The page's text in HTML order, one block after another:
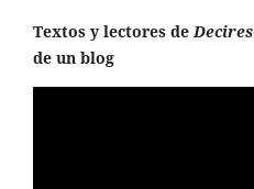
Textos y lectores deDecires
de un blog